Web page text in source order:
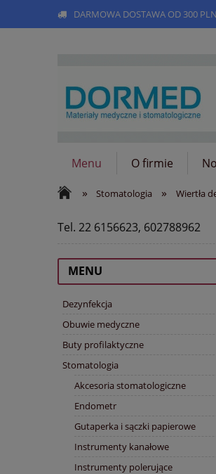
DARMOWA DOSTAWA OD 300 PLN
Menu O firmie
»
Stomatologia » Wiertła
Tel. 22 6156623, 602788962
MENU
Dezynfekcja
Obuwie medyczne
Buty profilaktyczne
Stomatologia
Akcesoria stomatologiczne
Endometr
Gutaperka i sączki papierowe
Instrumenty kanałowe
Instrumenty polerujące